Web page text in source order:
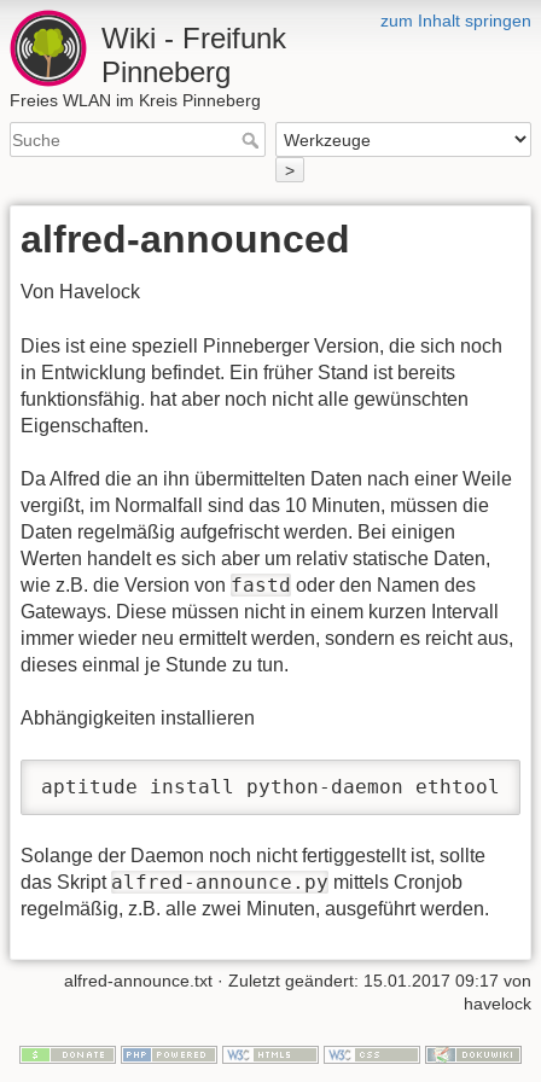
zum Inhalt springen
Wiki - Freifunk
Pinneberg
Freies WLAN im Kreis Pinneberg
>
alfred-announced
Von Havelock
Dies ist eine speziell Pinneberger Version, die sich noch
in Entwicklung befindet. Ein früher Stand ist bereits
funktionsfähig. hat aber noch nicht alle gewünschten
Eigenschaften.
Da Alfred die an ihn übermittelten Daten nach einer Weile
vergißt, im Normalfall sind das 10 Minuten, müssen die
Daten regelmäßig aufgefrischt werden. Bei einigen
Werten handelt es sich aber um relativ statische Daten,
wie z.B. die Version von fastd oder den Namen des
Gateways. Diese müssen nicht in einem kurzen Intervall
immer wieder neu ermittelt werden, sondern es reicht aus,
dieses einmal je Stunde zu tun.
Abhängigkeiten installieren
aptitude install python-daemon ethtool
Solange der Daemon noch nicht fertiggestellt ist, sollte
das Skript alfred-announce.py mittels Cronjob
regelmäßig, z.B. alle zwei Minuten, ausgeführt werden.
alfred-announce.txt · Zuletzt geändert: 15.01.2017 09:17 von
havelock